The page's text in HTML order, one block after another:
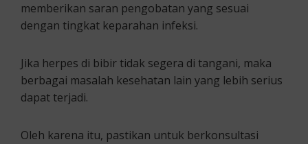
memberikan saran pengobatan yang sesuai
dengan tingkat keparahan infeksi.
Jika herpes di bibir tidak segera di tangani, maka
berbagai masalah kesehatan lain yang lebih serius
dapat terjadi.
Oleh karena itu, pastikan untuk berkonsultasi